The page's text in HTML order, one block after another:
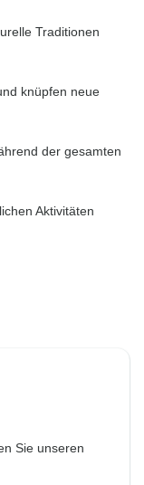
Traditionen
knüpfen neue
der gesamten
Aktivitäten
Sie unseren